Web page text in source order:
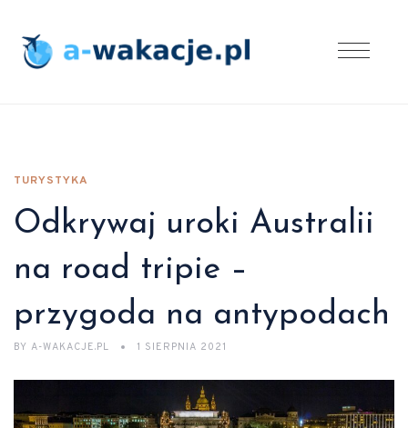
TURYSTYKA
Odkrywaj uroki Australii
na road tripie –
przygoda na antypodach
BY A-WAKACJE.PL 1 SIERPNIA 2021